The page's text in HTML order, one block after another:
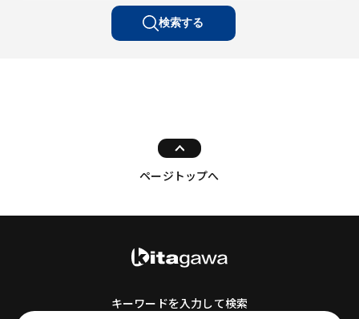
検索する
ページトップへ
キーワードを入力して検索